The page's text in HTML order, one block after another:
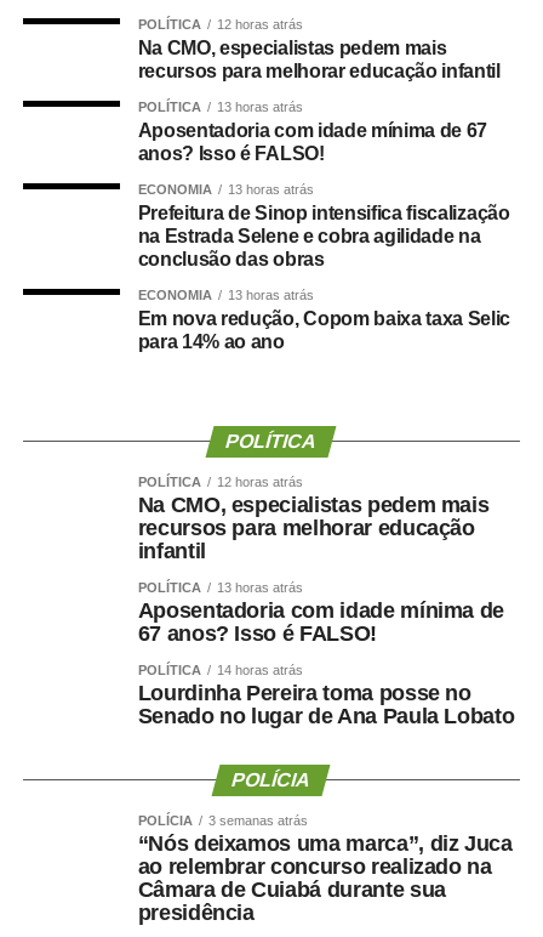
O sistema utiliza o Índice de Temperatura e Umidade
de desconforto dos bovinos. Quanto maior o índice, mais
dificuldade o animal encontra para eliminar o calor
acumulado no organismo.
Vacas em lactação, bovinos de alta produtividade e
animais mantidos em sistemas intensivos são os mais
vulneráveis. Entre os sinais de estresse estão respiração
ofegante, salivação excessiva, apatia e redução do
consumo de água e alimento.
disponível durante todo o dia, garantir sombra natural ou
artificial e concentrar a alimentação nas primeiras horas
da manhã ou no fim da tarde. Transporte, vacinação e
outros manejos devem ser evitados nos horários de maior
Em Corumbá, em Mato Grosso do Sul, o risco deve
permanecer entre atenção e alerta. No Sul, em grande
parte do Sudeste e no leste do Nordeste, as condições
previstas são mais favoráveis ao conforto dos rebanhos.
COMENTE ABAIXO:
POLÍTICA 12 horas atrás
Na CMO, especialistas pedem mais
recursos para melhorar educação infantil
POLÍTICA 13 horas atrás
Aposentadoria com idade mínima de 67
anos? Isso é FALSO!
ECONOMIA 13 horas atrás
Prefeitura de Sinop intensifica fiscalização
na Estrada Selene e cobra agilidade na
conclusão das obras
ECONOMIA 13 horas atrás
Em nova redução, Copom baixa taxa Selic
para 14% ao ano
POLÍTICA
POLÍTICA 12 horas atrás
Na CMO, especialistas pedem mais
recursos para melhorar educação
infantil
POLÍTICA 13 horas atrás
Aposentadoria com idade mínima de
67 anos? Isso é FALSO!
POLÍTICA 14 horas atrás
Lourdinha Pereira toma posse no
Senado no lugar de Ana Paula Lobato
POLÍCIA
POLÍCIA 3 semanas atrás
“Nós deixamos uma marca”, diz Juca
ao relembrar concurso realizado na
Câmara de Cuiabá durante sua
presidência